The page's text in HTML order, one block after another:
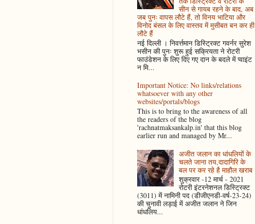
सीन से गायब रहने के बाद, अब
जब पुनः वापस लौटे हैं, तो विनय भाटिया और
विनोद बंसल के लिए वास्तव में मुसीबत बन कर ही
लौटे हैं
नई दिल्ली । निवर्त्तमान डिस्ट्रिक्ट गवर्नर सुरेश
भसीन की पुनः शुरू हुई सक्रियता ने रोटरी
फाउंडेशन के लिए दिए गए दान के बदले में प्वाइंट
न मि...
Important Notice: No links/relations
whatsoever with any other
websites/portals/blogs
This is to bring to the awareness of all
the readers of the blog
'rachnatmaksankalp.in' that this blog
earlier run and managed by Mr...
अजीत जलान का धांधलियों के
चलते जाना तय,दादागिरि के
बल पर कर रहे है माहौल खराब
शुक्रवार -12 मार्च - 2021
रोटरी इंटरनेशनल डिस्ट्रिक्ट
(3011) में नामिनी पद (डीजीएनडी-वर्ष-23-24)
की चुनावी लड़ाई में अजीत जलान ने जिन
धांधलिय...